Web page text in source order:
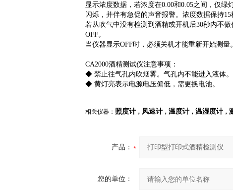
显示浓度数据，若浓度在0.00和0.05之间，仅绿
闪烁，并伴有急促的声音报警。浓度数据保持15
若从吹气中没有检测到酒精或开机后30秒内不
OFF。
当仪器显示OFF时，必须关机才能重新开始测量。
CA2000酒精测试仪注意事项：
◆ 禁止往气孔内吹烟雾。气孔内不能进入液体。
◆ 黄灯亮表示电源电压偏低，需更换电池。
相关仪器 ： 照度计 ， 风速计 ， 温度计 ， 温湿度计 ，
产品：
您的单位：